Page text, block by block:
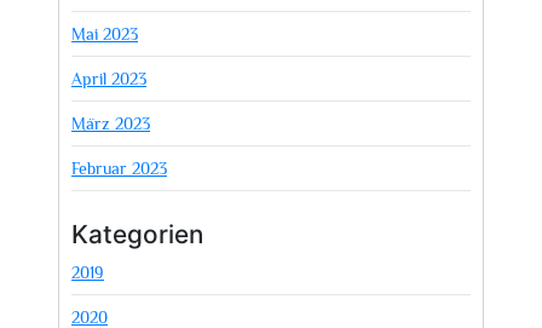
Mai 2023
April 2023
März 2023
Februar 2023
Kategorien
2019
2020